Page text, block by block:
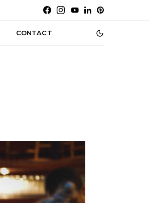
CONTACT